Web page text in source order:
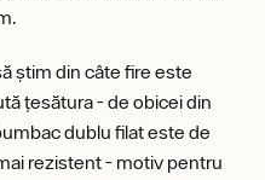
știm din câte fire este
țesătura - de obicei din
dublu filat este de
rezistent - motiv pentru